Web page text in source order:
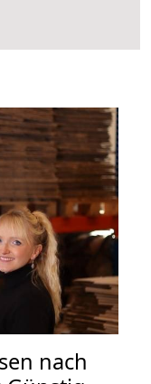
nach